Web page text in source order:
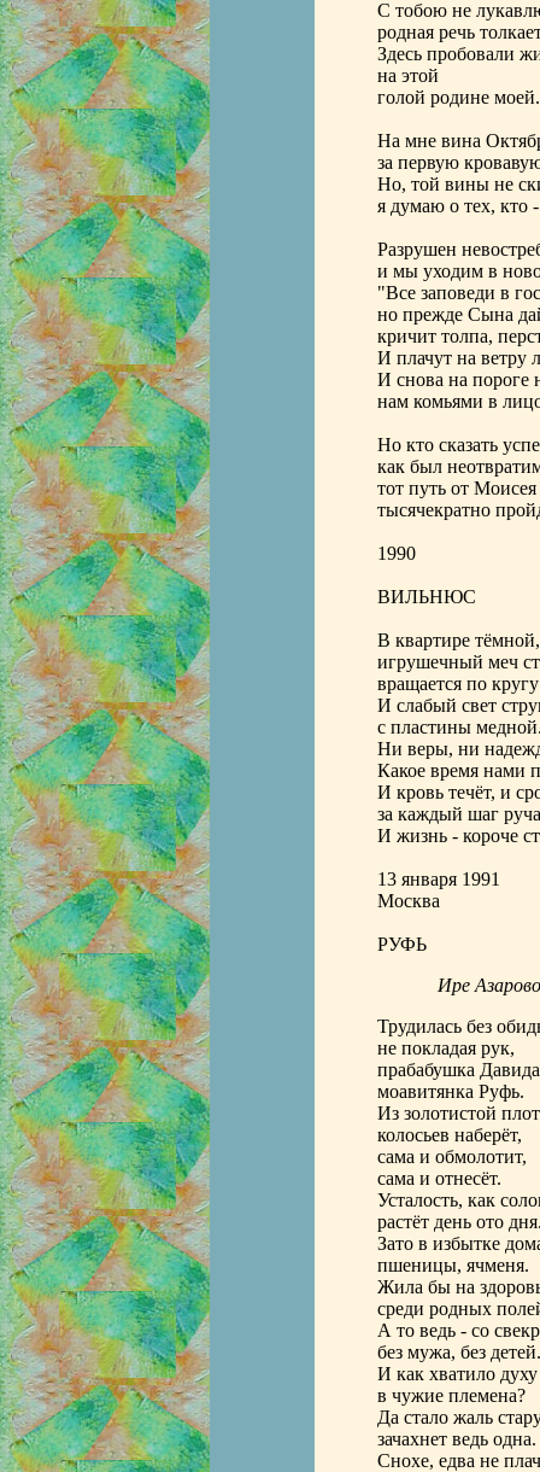
С тобою не
родная речь
Здесь пробовали
на этой
голой родине моей.
На мне вина
за первую
Но, той вины не
я думаю о тех, кто
Разрушен
и мы уходим в
"Все заповеди в
но прежде Сына
кричит толпа,
И плачут на ветру
И снова на пороге
нам комьями в
Но кто сказать
как был
тот путь от
тысячекратно
1990
ВИЛЬНЮС
В квартире
игрушечный меч
вращается по
И слабый свет
с пластины
Ни веры, ни
Какое время нами
И кровь течёт, и
за каждый шаг
И жизнь - короче
13 января 1991
Москва
РУФЬ
Ире
Трудилась без
не покладая рук,
прабабушка Давида
моавитянка Руфь.
Из золотистой
колосьев наберёт,
сама и обмолотит,
сама и отнесёт.
Усталость, как
растёт день ото
Зато в избытке
пшеницы, ячменя.
Жила бы на
среди родных
А то ведь - со
без мужа, без детей.
И как хватило
в чужие племена?
Да стало жаль
зачахнет ведь одна.
Снохе, едва не